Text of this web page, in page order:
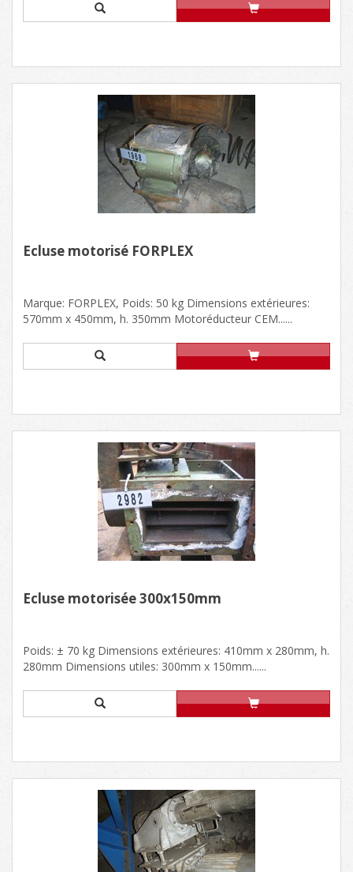
Ecluse motorisé FORPLEX
Marque: FORPLEX, Poids: 50 kg Dimensions extérieures:
570mm x 450mm, h. 350mm Motoréducteur CEM......
Ecluse motorisée 300x150mm
Poids: ± 70 kg Dimensions extérieures: 410mm x 280mm, h.
280mm Dimensions utiles: 300mm x 150mm......